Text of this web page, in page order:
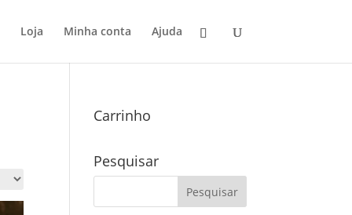
Loja Minha conta Ajuda
Carrinho
Pesquisar